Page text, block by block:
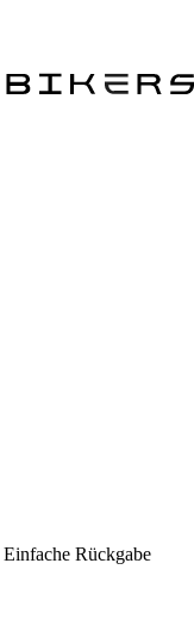
Einfache Rückgabe